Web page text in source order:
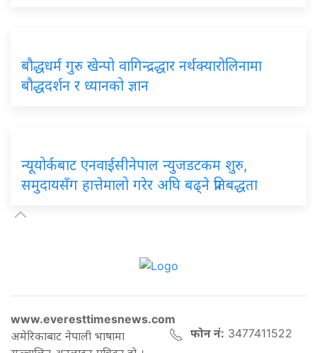
बौद्धधर्म गुरु खेन्पो वागिन्द्रद्धार नर्थक्यारोलिनामा
बौद्धदर्शन र ध्यानको ज्ञान
न्यूयोर्कबाट एनवाईसीनेपाल न्युजडटकम शुरु,
समुदायसँग हात्तेमालो गरेर अघि बढ्ने प्रतिबद्धता
www.everesttimesnews.com
अमेरिकाबाट नेपाली भाषामा
फोन नं: 3477411522